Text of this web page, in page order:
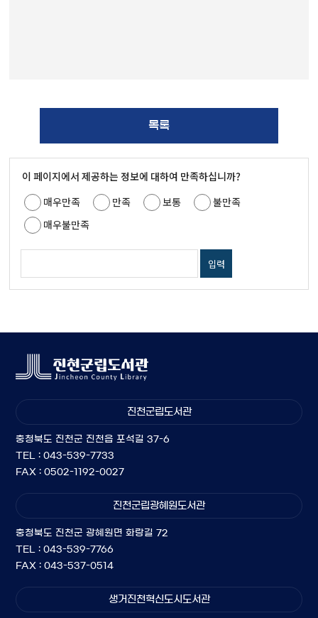
목록
이 페이지에서 제공하는 정보에 대하여 만족하십니까?
매우만족
만족 보통
불만족
매우불만족
진천군립도서관
충청북도 진천군 진천읍 포석길 37-6
TEL : 043-539-7733
FAX : 0502-1192-0027
진천군립광혜원도서관
충청북도 진천군 광혜원면 화랑길 72
TEL : 043-539-7766
FAX : 043-537-0514
생거진천혁신도시도서관